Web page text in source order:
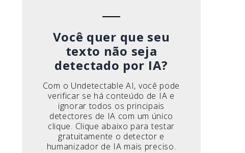
Você quer que seu
texto não seja
detectado por IA?
Com o Undetectable AI, você pode
verificar se há conteúdo de IA e
ignorar todos os principais
detectores de IA com um único
clique. Clique abaixo para testar
gratuitamente o detector e
humanizador de IA mais preciso.